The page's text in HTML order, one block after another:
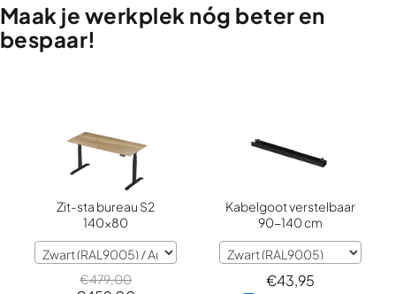
Maak je werkplek nóg beter en
bespaar!
Zit-sta bureau S2
140x80
€479,00
Kabelgoot verstelbaar
90-140 cm
€43,95